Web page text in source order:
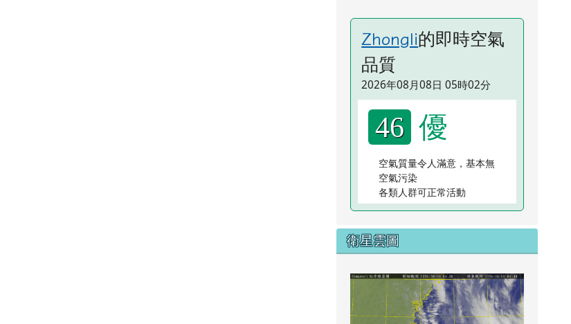
Zhongli的即時空氣
品質
2026年08月08日 05時02分
46 優
空氣質量令人滿意，基本無
空氣污染
各類人群可正常活動
衛星雲圖
link to